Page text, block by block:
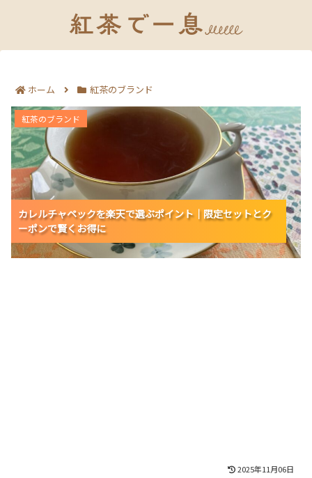
ホーム 紅茶のブランド
カレルチャペックを楽天で選ぶポイント｜限定セットと
クーポンで賢くお得に
カレルチャペックを楽天で選ぶポイント｜限定セットとク
ーポンで賢くお得に
カレルチャペックを楽天で選ぶポイント｜限定セットとク
ーポンで賢くお得に
カレルチャペックを楽天で選ぶポイント｜限定セットとク
ーポンで賢くお得に
紅茶のブランド
2025年11月06日